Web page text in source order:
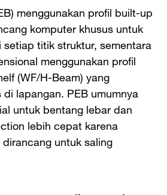
menggunakan profil built-up
komputer khusus untuk
titik struktur, sementara
menggunakan profil
(WF/H-Beam) yang
lapangan. PEB umumnya
untuk bentang lebar dan
lebih cepat karena
untuk saling